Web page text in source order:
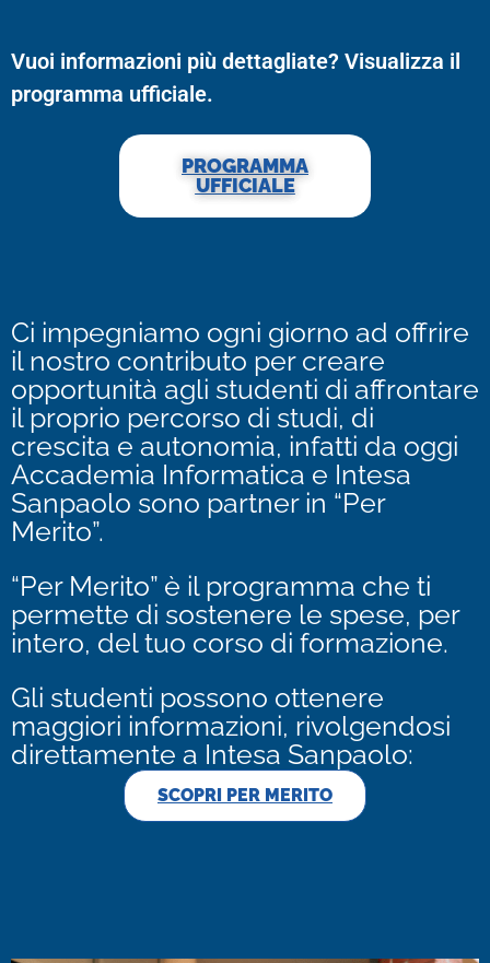
Vuoi informazioni più dettagliate? Visualizza il
programma ufficiale.
PROGRAMMA
UFFICIALE
Ci impegniamo ogni giorno ad offrire
il nostro contributo per creare
opportunità agli studenti di affrontare
il proprio percorso di studi, di
crescita e autonomia, infatti da oggi
Accademia Informatica e Intesa
Sanpaolo sono partner in “Per
Merito”.
“Per Merito” è il programma che ti
permette di sostenere le spese, per
intero, del tuo corso di formazione.
Gli studenti possono ottenere
maggiori informazioni, rivolgendosi
direttamente a Intesa Sanpaolo:
SCOPRI PER MERITO